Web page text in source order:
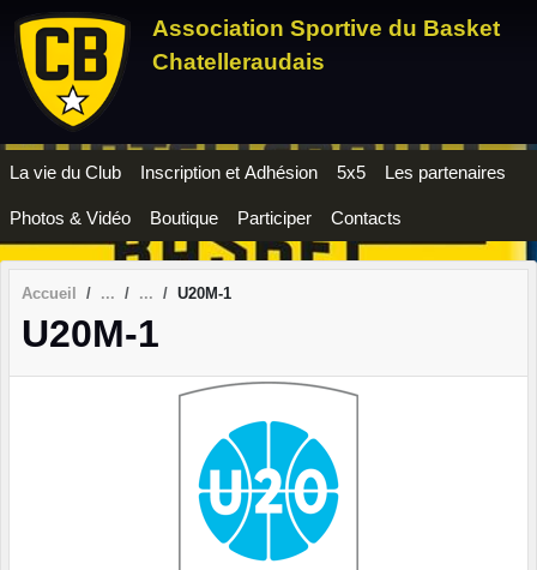
Association Sportive du Basket
Chatelleraudais
La vie du Club Inscription et Adhésion 5x5 Les partenaires
Photos & Vidéo Boutique Participer Contacts
Accueil U20M-1
U20M-1
Panneau de gestion des cookies